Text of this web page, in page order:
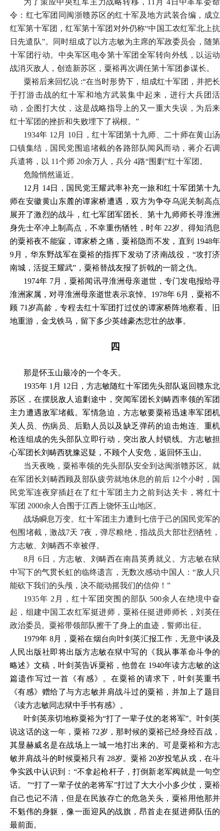
为了策应中央红军主力战略转移，11月 4日中革军委命
令：红七军团同闽浙赣苏区的红十军及地方武装合编，成立
红军第十军团，红军第十军团对外仍称“中国工农红军北上抗
日先遣队”。同时组成了以方志敏为主席的军政委员会，随第
十军团行动。中央军区电令第十军团全军转向外线，以运动
战消灭敌人，创造新苏区，粟裕再次调任第十军团参谋长。
粟裕后来回忆说 :“在当时形势下，组成红十军团，并把长
于打游击战的红十军和地方武装集中起来，进行大兵团活
动，企图打大仗，这是战略指导上的又一重大失误，为后来
红十军团的挫折和失败埋下了祸根。”
1934年 12月 10日，红十军团第十九师、二十师在黄山汤
口镇集结，国民党围追堵截的各路部队闻风而动，蒋介石调
兵遣将，以 11个师 20余万人，兵分 4路“围剿”红十军团。
危险悄然逼近。
12月 14日，国民党王耀武率补充一旅和红十军团第十九
师在安徽黄山东麓的谭家桥遭遇，双方为争夺乌泥关制高点
展开了激烈的战斗，红七军团军团长、第十九师师长寻淮洲
身先士卒冲上制高点，不幸重伤牺牲，时年 22岁。得知消息
的粟裕夜不能寐，谭家桥之痛，粟裕隐而不发，直到 1948年
9月，华东野战军在粟裕的指挥下发动了济南战役，“攻打济
南城，活捉王耀武”，粟裕替战友报了折戟的一箭之仇。
1974年 7月，粟裕闻讯寻淮洲母亲逝世，专门发电报给寻
淮洲家属，对寻淮洲母亲逝世表示哀悼。1978年 6月，粟裕不
顾 71岁高龄，专程去红十军团打过仗的谭家桥阵地察看。旧
地重游，金戈铁马，留下多少英雄豪杰悲壮的故事。
四
那是怀玉山最冷的一个冬天。
1935年 1月 12日，方志敏随红十军团先头部队返回赣东北
苏区，在摆脱敌人追剿途中，突闻军团长刘畴西率领的军团
主力遭遇敌军堵截。军情急迫，方志敏要粟裕迅速率军团机
关人员、伤病员、后勤人员以及缺乏弹药的迫击炮连、重机
枪连组成的先头部队立即行动，突出敌人封锁线。方志敏担
心军团长刘畴西犹豫迟疑，不顾个人安危，返回怀玉山。
当天夜晚，粟裕率领的先头部队安全到达闽浙赣苏区。就
在军团长刘畴西顾及部队疲劳就地休息的前后 12个小时，国
民党军连夜穿插赶在了红十军团主力之前到达关卡，将红十
军团 2000余人合围于江西上饶怀玉山地区。
战场瞬息万变。红十军团主力遭到七倍于己的国民党军的
包围堵截，激战7天 7夜，弹尽粮绝，指战员大部壮烈牺牲，
方志敏、刘畴西不幸被俘。
8月 6日，方志敏、刘畴西在南昌英勇就义。方志敏在狱
中写下的气贯长虹的临终遗言，无数次感动中国人：“敌人只
能砍下我们的头颅，决不能动摇我们的信仰！”
1935年 2月，红十军团突围的部队 500余人在绝境中奋
起，组建中国工农红军挺进师，粟裕任挺进师师长，刘英任
政治委员。粟裕带领部队擦干了身上的血迹，誓师出征。
1979年 8月，粟裕在烟台向叶剑英汇报工作，无意中谈及
人民出版社即将出版方志敏在狱中写的《我从事革命斗争的
略述》文稿，叶剑英告诉粟裕，他曾在 1940年读方志敏的这
篇遗作写过一首《有感》。在粟裕的请求下，叶剑英重书
《有感》赠给了与方志敏并肩战斗过的粟裕，并加上了题目
《读方志敏同志狱中手书有感》。
叶剑英亲切地称粟裕为“打了一辈子仗的老将军”。叶剑英
说这话的这一年，粟裕 72岁，那时候的粟裕已经身经百战，
其显赫威名是在战场上一城一地打出来的。可是粟裕和方志
敏并肩战斗的时候粟裕只有 28岁。粟裕 20岁投笔从戎，在斗
争实践中认识到：“不拿起枪杆子，打倒新老军阀就是一句空
话。 ”“打了一辈子仗的老将军”打过了大大小小多少仗，粟裕
自己也记不清，但是在民族存亡的危急关头，粟裕用他那并
不魁伟的身躯，像一面迎风的战旗，昂首走在挺进师队伍的
最前面。